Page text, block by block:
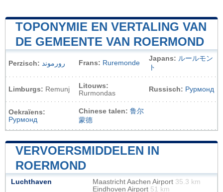
TOPONYMIE EN VERTALING VAN
DE GEMEENTE VAN ROERMOND
Perzisch: رورموند Frans: Ruremonde
Japans: ルールモン
ト
Limburgs: Remunj
Litouws:
Rurmondas
Russisch: Рурмонд
Oekraïens:
Рурмонд
Chinese talen: 鲁尔
蒙德
VERVOERSMIDDELEN IN
ROERMOND
Luchthaven Maastricht Aachen Airport 35.3 km
Eindhoven Airport 51 km